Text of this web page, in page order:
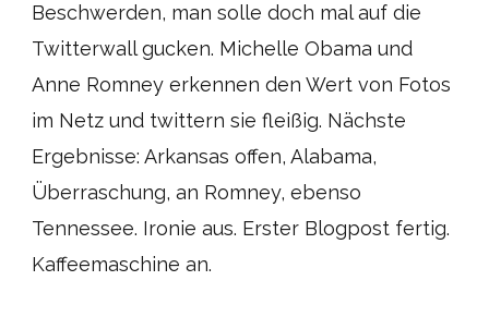
Beschwerden, man solle doch mal auf die
Twitterwall gucken. Michelle Obama und
Anne Romney erkennen den Wert von Fotos
im Netz und twittern sie fleißig. Nächste
Ergebnisse: Arkansas offen, Alabama,
Überraschung, an Romney, ebenso
Tennessee. Ironie aus. Erster Blogpost fertig.
Kaffeemaschine an.